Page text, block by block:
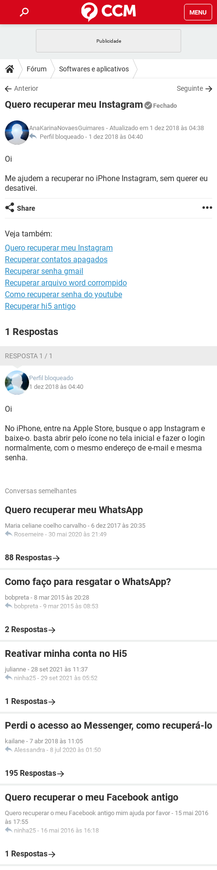
MENU
CELULAR FACEBOOK
OUTLOOK
INSTAGRAM GMAIL
GUIA DE COMPRAS
DICAS
JOGOS WHATSAPP
INSTAGRAM GMAIL
GUIA DE COMPRAS
DOWNLOADS
JOGOS WHATSAPP
CELULAR
OUTLOOK EXCEL
INSTAGRAM
FÓRUM
JOGOS WHATSAPP
CELULAR
OUTLOOK
INSTAGRAM GMAIL
GLOSSÁRIO
JOGOS
OUTLOOK
INSTAGRAM
Fórum Softwares e aplicativos
Anterior Seguinte
Quero recuperar meu Instagram Fechado
AnaKarinaNovaesGuimares - Atualizado em 1 dez 2018 às 04:38
Perfil bloqueado - 1 dez 2018 às 04:40
Oi
Me ajudem a recuperar no iPhone Instagram, sem querer eu
desativei.
Share
Veja também:
Quero recuperar meu Instagram
Recuperar contatos apagados
Recuperar senha gmail
Recuperar arquivo word corrompido
Como recuperar senha do youtube
Recuperar hi5 antigo
1 Respostas
RESPOSTA 1 / 1
Perfil bloqueado
1 dez 2018 às 04:40
Oi
No iPhone, entre na Apple Store, busque o app Instagram e
baixe-o. basta abrir pelo ícone no tela inicial e fazer o login
normalmente, com o mesmo endereço de e-mail e mesma
senha.
Conversas semelhantes
Quero recuperar meu WhatsApp
Maria celiane coelho carvalho - 6 dez 2017 às 20:35
Rosemeire - 30 mai 2020 às 21:49
88 Respostas
Como faço para resgatar o WhatsApp?
bobpreta - 8 mar 2015 às 20:28
bobpreta - 9 mar 2015 às 08:53
2 Respostas
Reativar minha conta no Hi5
julianne - 28 set 2021 às 11:37
ninha25 - 29 set 2021 às 05:52
1 Respostas
Perdi o acesso ao Messenger, como recuperá-lo
kailane - 7 abr 2018 às 11:05
Alessandra - 8 jul 2020 às 01:50
195 Respostas
Quero recuperar o meu Facebook antigo
Quero recuperar o meu Facebook antigo mim ajuda por favor - 15 mai 2016
às 17:55
ninha25 - 16 mai 2016 às 16:18
1 Respostas